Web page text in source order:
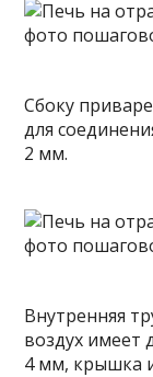
Сбоку
для
2 мм.
Внутренняя
воздух имеет
4 мм, крышка